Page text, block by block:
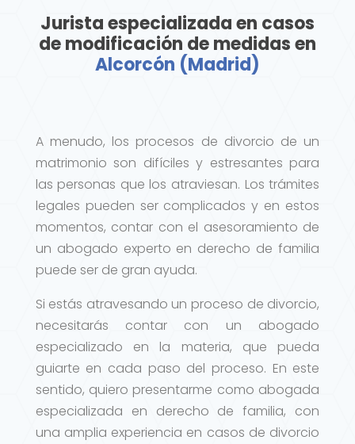
Jurista especializada en casos
de modificación de medidas en
Alcorcón (Madrid)
A menudo, los procesos de divorcio de un
matrimonio son difíciles y estresantes para
las personas que los atraviesan. Los trámites
legales pueden ser complicados y en estos
momentos, contar con el asesoramiento de
un abogado experto en derecho de familia
puede ser de gran ayuda.
Si estás atravesando un proceso de divorcio,
necesitarás contar con un abogado
especializado en la materia, que pueda
guiarte en cada paso del proceso. En este
sentido, quiero presentarme como abogada
especializada en derecho de familia, con
una amplia experiencia en casos de divorcio